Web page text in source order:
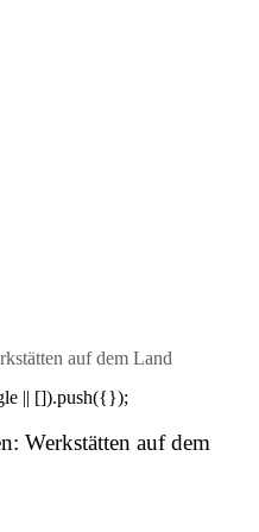
auf dem Land
|| []).push({});
Werkstätten auf dem